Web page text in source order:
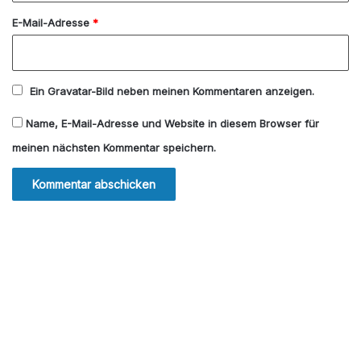
E-Mail-Adresse *
Ein Gravatar-Bild neben meinen Kommentaren anzeigen.
Name, E-Mail-Adresse und Website in diesem Browser für
meinen nächsten Kommentar speichern.